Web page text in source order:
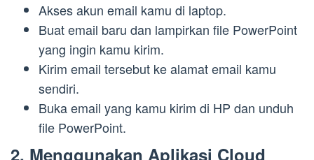
Akses akun email kamu di laptop.
Buat email baru dan lampirkan file PowerPoint
yang ingin kamu kirim.
Kirim email tersebut ke alamat email kamu
sendiri.
Buka email yang kamu kirim di HP dan unduh
file PowerPoint.
2. Menggunakan Aplikasi Cloud